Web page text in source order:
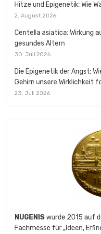
Hitze und Epigenetik: Wie
2. August 2026
Centella asiatica: Wirkung
gesundes Altern
30. Juli 2026
Die Epigenetik der Angst:
Gehirn unsere Wirklichkeit
23. Juli 2026
NUGENISwurde 2015 auf
Fachmesse für „Ideen,